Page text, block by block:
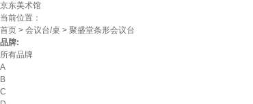
京东美术馆
当前位置：
首页 > 会议台/桌 > 聚盛堂条形会议台
品牌:
所有品牌
A
B
C